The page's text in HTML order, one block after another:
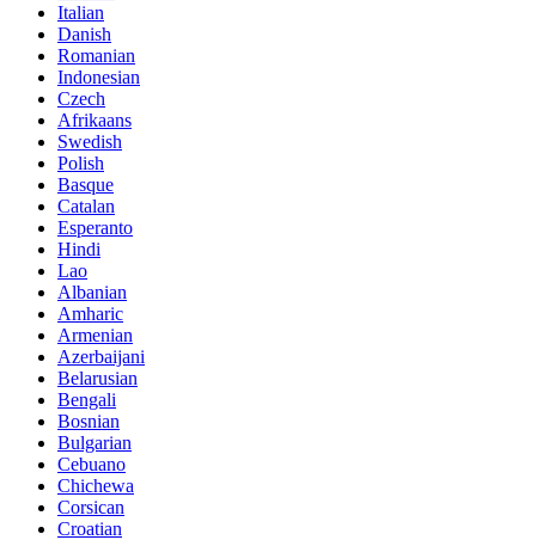
Italian
Danish
Romanian
Indonesian
Czech
Afrikaans
Swedish
Polish
Basque
Catalan
Esperanto
Hindi
Lao
Albanian
Amharic
Armenian
Azerbaijani
Belarusian
Bengali
Bosnian
Bulgarian
Cebuano
Chichewa
Corsican
Croatian